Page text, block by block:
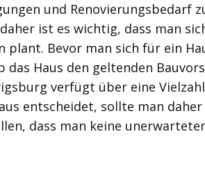
und Renovierungsbedarf
ist es wichtig, dass man
Bevor man sich für ein
Haus den geltenden
verfügt über eine
entscheidet, sollte man daher
dass man keine